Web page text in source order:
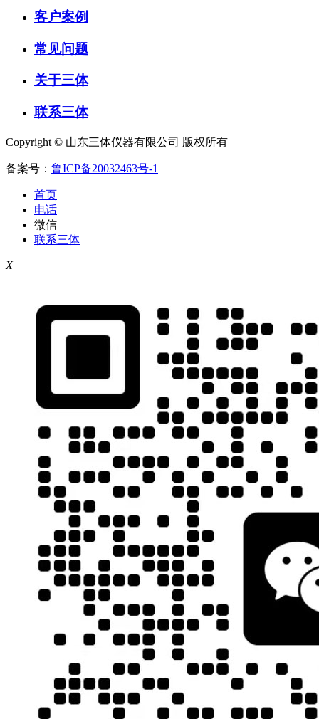
客户案例
常见问题
关于三体
联系三体
Copyright © 山东三体仪器有限公司 版权所有
备案号： 鲁ICP备20032463号-1
首页
电话
微信
联系三体
X